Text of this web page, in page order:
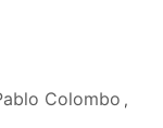
Colombo ,